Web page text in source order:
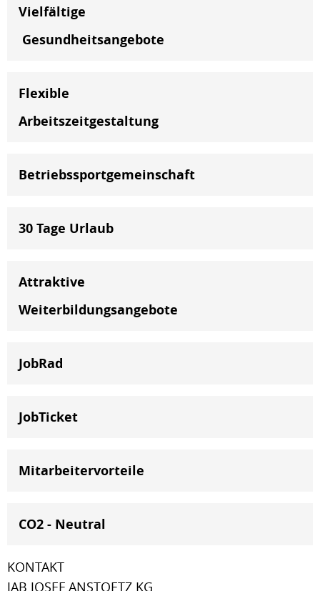
Vielfältige
Gesundheitsangebote
Flexible
Arbeitszeitgestaltung
Betriebssportgemeinschaft
30 Tage Urlaub
Attraktive
Weiterbildungsangebote
JobRad
JobTicket
Mitarbeitervorteile
CO2 - Neutral
KONTAKT
JAB JOSEF ANSTOETZ KG